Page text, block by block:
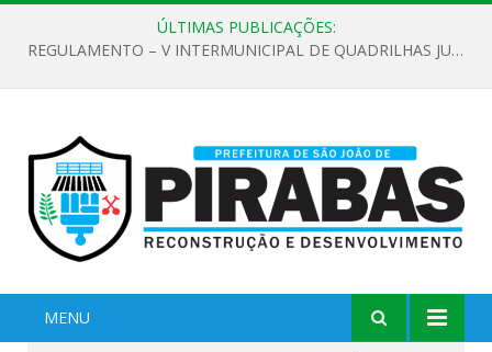
ÚLTIMAS PUBLICAÇÕES:
REGULAMENTO – V INTERMUNICIPAL DE QUADRILHAS JUNINAS 2026
MENU